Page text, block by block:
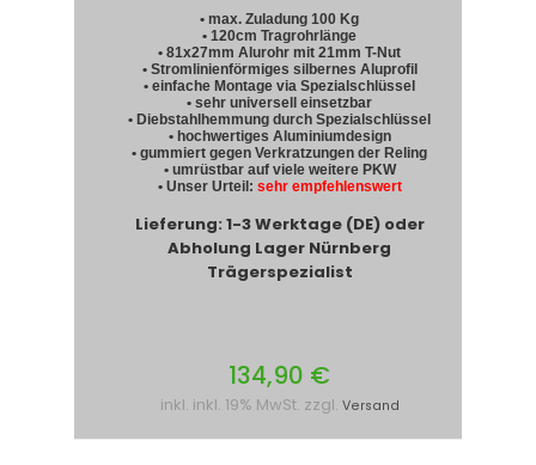
• max. Zuladung 100 Kg
• 120cm Tragrohrlänge
• 81x27mm Alurohr mit 21mm T-Nut
• Stromlinienförmiges silbernes Aluprofil
• einfache Montage via Spezialschlüssel
• sehr universell einsetzbar
• Diebstahlhemmung durch Spezialschlüssel
• hochwertiges Aluminiumdesign
• gummiert gegen Verkratzungen der Reling
• umrüstbar auf viele weitere PKW
• Unser Urteil: sehr empfehlenswert
Lieferung: 1-3 Werktage (DE) oder
Abholung Lager Nürnberg
Trägerspezialist
134,90 €
inkl. inkl. 19% MwSt. zzgl. Versand